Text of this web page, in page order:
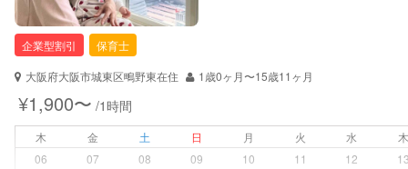
対応可能/特徴
夜間対応
外国語対応
病児対応
障がい児対応 対応可否は個別に相談
企業型割引
保育士
大阪府大阪市城東区鴫野東在住
1歳0ヶ月〜15歳11ヶ月
¥1,900〜 /1時間
木 金 土 日 月 火 水
06
07 08 09 10 11 12